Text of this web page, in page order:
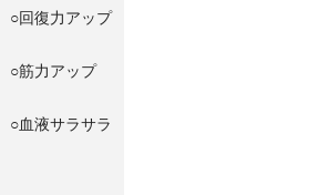
○回復力アップ
○筋力アップ
○血液サラサラ